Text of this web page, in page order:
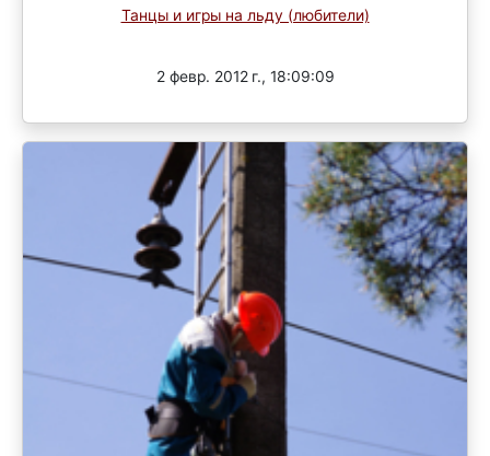
Танцы и игры на льду (любители)
2 февр. 2012 г., 18:09:09